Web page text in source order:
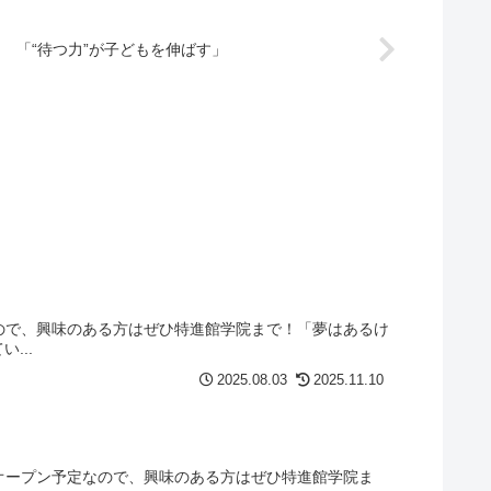
「“待つ力”が子どもを伸ばす」
、興味のある方はぜひ特進館学院まで！「夢はあるけ
い...
2025.08.03 2025.11.10
プン予定なので、興味のある方はぜひ特進館学院ま